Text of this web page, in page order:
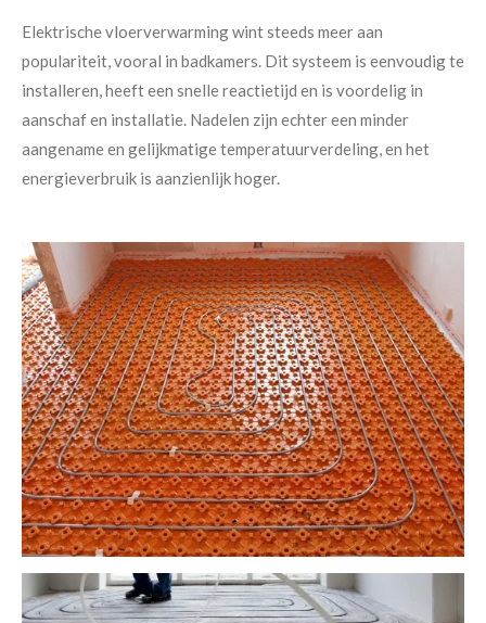
Elektrische vloerverwarming wint steeds meer aan
populariteit, vooral in badkamers. Dit systeem is eenvoudig te
installeren, heeft een snelle reactietijd en is voordelig in
aanschaf en installatie. Nadelen zijn echter een minder
aangename en gelijkmatige temperatuurverdeling, en het
energieverbruik is aanzienlijk hoger.